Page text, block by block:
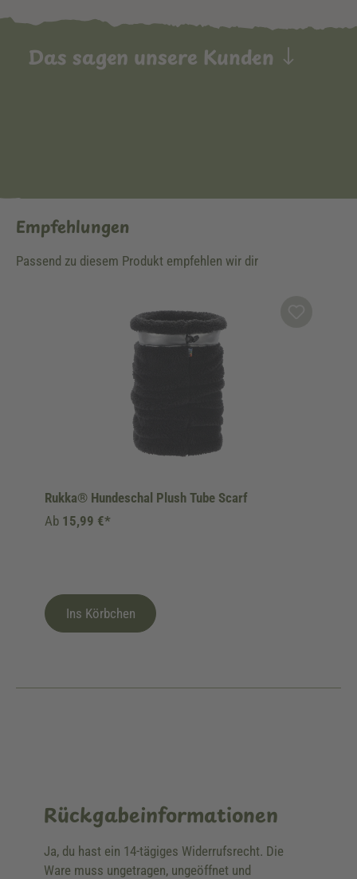
Das sagen unsere Kunden
Empfehlungen
Passend zu diesem Produkt empfehlen wir dir
Rukka® Hundeschal Plush Tube Scarf
Ab 15,99 €*
Ins Körbchen
Rückgabeinformationen
Ja, du hast ein 14-tägiges Widerrufsrecht. Die
Ware muss ungetragen, ungeöffnet und